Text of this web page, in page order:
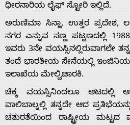
ಧೀರನಾರಿಯ ಲೈಫ್ ಸ್ಟೋರಿ ಇಲ್ಲಿದೆ.
ಅರುಣಿಮಾ ಸಿನ್ಹಾ, ಉತ್ತರ ಪ್ರದೇಶ,
ನಗರ ಎನ್ನುವ ಸಣ್ಣ ಪಟ್ಟಣದಲ್ಲಿ
ಇವರು 3ನೇ ವಯಸ್ಸಿನಲ್ಲಿರುವಾಗಲೇ
ತಂದೆ ಭಾರತೀಯ ಸೇನೆಯಲ್ಲಿ
ಇಲಾಖೆಯ ಮೇಲ್ವಿಚಾರಕಿ.
ಚಿಕ್ಕ ವಯಸ್ಸಿನಿಂದಲೂ ಆಟದಲ್ಲಿ
ವಾಲಿಬಾಲ್ನಲ್ಲಿ ತನ್ನದೇ ಆದ
ಚತುರತೆಯಿಂದ ರಾಷ್ಟ್ರೀಯ ಮಟ್ಟದ